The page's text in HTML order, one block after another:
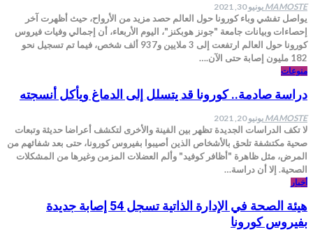
MAMOSTE يونيو 30, 2021
يواصل تفشي وباء كورونا حول العالم حصد مزيد من الأرواح، حيث أظهرت آخر
إحصاءات وبيانات جامعة "جونز هوبكنز"، اليوم الأربعاء، أن إجمالي وفيات فيروس
كورونا حول العالم ارتفعت إلى 3 ملايين و937 ألف شخص، فيما تم تسجيل نحو
182 مليون إصابة حتى الآن.…
منوعات
دراسة صادمة.. كورونا قد يتسلل إلى الدماغ ويأكل أنسجته
MAMOSTE يونيو 20, 2021
لا تكف الدراسات الجديدة تظهر بين الفينة والأخرى لتكشف أعراضا حديثة وتبعات
صحية مكتشفة تلحق بالأشخاص الذين أصيبوا بفيروس كورونا، حتى بعد شفائهم من
المرض، مثل ظاهرة "أظافر كوفيد" وألم العضلات المزمن وغيرها من المشكلات
الصحية. إلا أن دراسة…
أخبار
هيئة الصحة في الإدارة الذاتية تسجل 54 إصابة جديدة
بفيروس كورونا